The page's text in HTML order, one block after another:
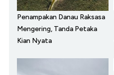
Penampakan Danau Raksasa
Mengering, Tanda Petaka
Kian Nyata